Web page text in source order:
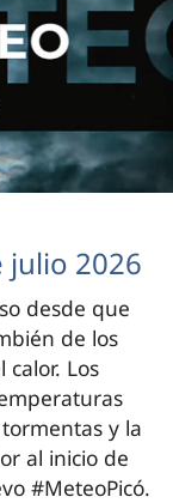
julio 2026
desde que
de los
Los
y la
al inicio de
#MeteoPicó.